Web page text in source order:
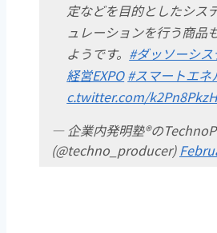
定などを目的としたシス
ュレーションを行う商品
ようです。 #ダッソーシ
経営EXPO #スマートエ
c.twitter.com/
— 企業内発明塾®の
(@techno_producer)